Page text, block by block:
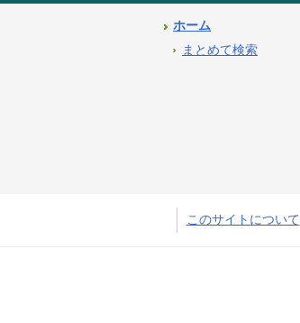
ホーム
まとめて検索
このサイトについて